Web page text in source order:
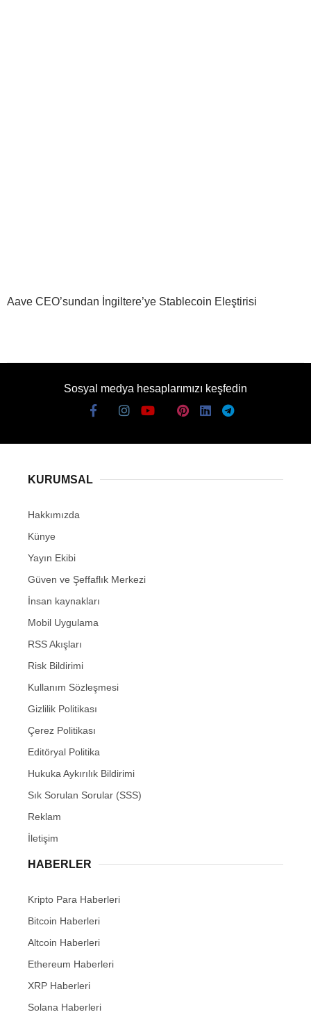
Aave CEO’sundan İngiltere’ye Stablecoin Eleştirisi
Sosyal medya hesaplarımızı keşfedin
KURUMSAL
Hakkımızda
Künye
Yayın Ekibi
Güven ve Şeffaflık Merkezi
İnsan kaynakları
Mobil Uygulama
RSS Akışları
Risk Bildirimi
Kullanım Sözleşmesi
Gizlilik Politikası
Çerez Politikası
Editöryal Politika
Hukuka Aykırılık Bildirimi
Sık Sorulan Sorular (SSS)
Reklam
İletişim
HABERLER
Kripto Para Haberleri
Bitcoin Haberleri
Altcoin Haberleri
Ethereum Haberleri
XRP Haberleri
Solana Haberleri